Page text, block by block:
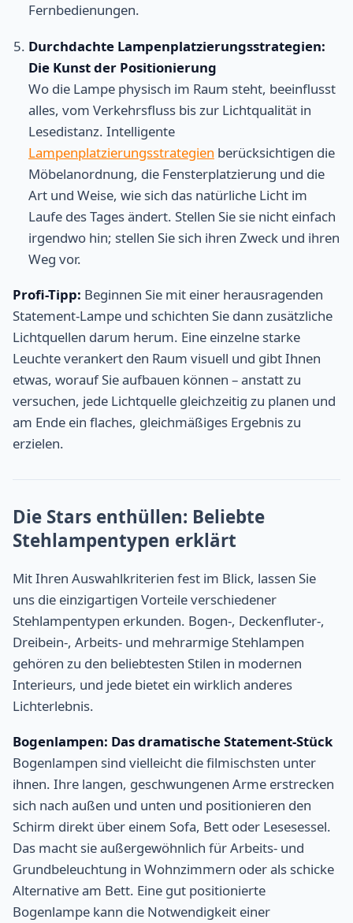
Fernbedienungen.
Durchdachte Lampenplatzierungsstrategien:
Die Kunst der Positionierung
Wo die Lampe physisch im Raum steht, beeinflusst
alles, vom Verkehrsfluss bis zur Lichtqualität in
Lesedistanz. Intelligente
Lampenplatzierungsstrategien berücksichtigen die
Möbelanordnung, die Fensterplatzierung und die
Art und Weise, wie sich das natürliche Licht im
Laufe des Tages ändert. Stellen Sie sie nicht einfach
irgendwo hin; stellen Sie sich ihren Zweck und ihren
Weg vor.
Profi-Tipp: Beginnen Sie mit einer herausragenden
Statement-Lampe und schichten Sie dann zusätzliche
Lichtquellen darum herum. Eine einzelne starke
Leuchte verankert den Raum visuell und gibt Ihnen
etwas, worauf Sie aufbauen können – anstatt zu
versuchen, jede Lichtquelle gleichzeitig zu planen und
am Ende ein flaches, gleichmäßiges Ergebnis zu
erzielen.
Die Stars enthüllen: Beliebte
Stehlampentypen erklärt
Mit Ihren Auswahlkriterien fest im Blick, lassen Sie
uns die einzigartigen Vorteile verschiedener
Stehlampentypen erkunden. Bogen-, Deckenfluter-,
Dreibein-, Arbeits- und mehrarmige Stehlampen
gehören zu den beliebtesten Stilen in modernen
Interieurs, und jede bietet ein wirklich anderes
Lichterlebnis.
Bogenlampen: Das dramatische Statement-Stück
Bogenlampen sind vielleicht die filmischsten unter
ihnen. Ihre langen, geschwungenen Arme erstrecken
sich nach außen und unten und positionieren den
Schirm direkt über einem Sofa, Bett oder Lesesessel.
Das macht sie außergewöhnlich für Arbeits- und
Grundbeleuchtung in Wohnzimmern oder als schicke
Alternative am Bett. Eine gut positionierte
Bogenlampe kann die Notwendigkeit einer